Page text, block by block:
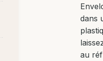
dans
au